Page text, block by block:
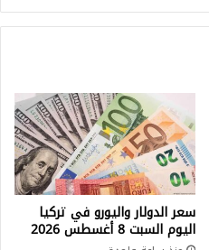
سعر الدولار واليورو في تركيا
اليوم السبت 8 أغسطس 2026